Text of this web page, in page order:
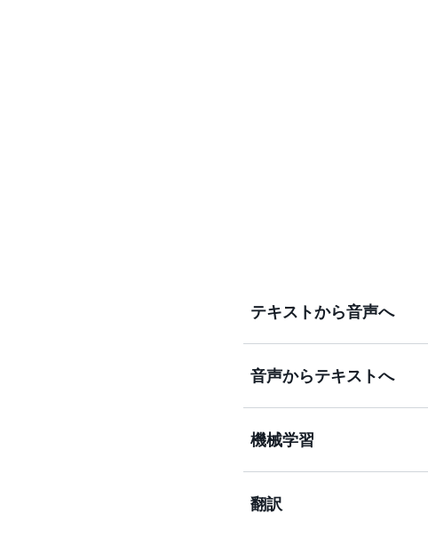
テキストから音声へ
テキストを生きた話し声に
音声からテキストへ
音声からテキストへの変
機械学習
機械学習モデルを迅速に
翻訳